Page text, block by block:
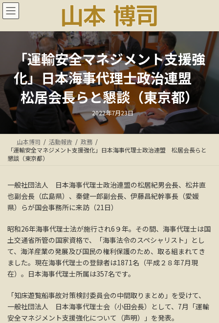
コ
ン
ン
キ
ッ
プ
ナ
ビ
ー
に
移
動
「運輸安全マネジメント支援強
化」日本海事代理士政治連盟
松居会長らと懇談（東京都）
最
終
更
日
時
:
2022年7月23日
山本博司 活動報告
政務
「運輸安全マネジメント支援強化」日本海事代理士政治連盟 松居会長らと
懇談（東京都）
一般社団法人 日本海事代理士政治連盟の松居紀男会長、松井直
也副会長（広島県）、秦健一郎副会長、伊藤昌紀幹事長（愛媛
県）らが国会事務所に来訪（21日）
昭和26年海事代理士法が施行され6９年。その間、海事代理士は国
土交通省所管の国家資格で、「海事法令のスペシャリスト」とし
て、海洋産業の発展及び国民の権利保護のため、取る組まれてき
ました。現在海事代理士の登録者は1871名（平成２８年7月現
在）。日本海事代理士所属は357名です。
「知床遊覧船事故対策検討委員会の中間取りまとめ」を受けて、
一般社団法人 日本海事代理士会（小田会長）として、7月「運輸
安全マネジメント支援強化について（声明）」を発表。